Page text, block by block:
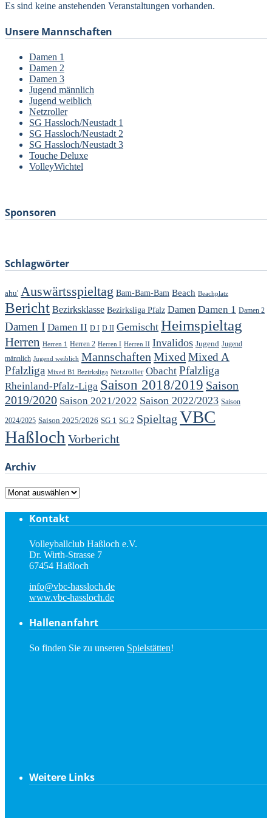
Es sind keine anstehenden Veranstaltungen vorhanden.
Unsere Mannschaften
Damen 1
Damen 2
Damen 3
Jugend männlich
Jugend weiblich
Netzroller
SG Hassloch/Neustadt 1
SG Hassloch/Neustadt 2
SG Hassloch/Neustadt 3
Touche Deluxe
VolleyWichtel
Sponsoren
Schlagwörter
ahu' Auswärtsspieltag Bam-Bam-Bam Beach Beachplatz
Bericht Bezirksklasse Bezirksliga Pfalz Damen Damen 1 Damen 2
Damen I Damen II D I D II Gemischt Heimspieltag
Herren Herren 1 Herren 2 Herren I Herren II Invalidos Jugend Jugend
männlich Jugend weiblich Mannschaften Mixed Mixed A
Pfalzliga Mixed B1 Bezirksliga Netzroller Obacht Pfalzliga
Rheinland-Pfalz-Liga Saison 2018/2019 Saison
2019/2020 Saison 2021/2022 Saison 2022/2023 Saison
2024/2025 Saison 2025/2026 SG 1 SG 2 Spieltag VBC
Haßloch Vorbericht
Archiv
Archiv
Kontakt
Volleyballclub Haßloch e.V.
Dr. Wirth-Strasse 7
67454 Haßloch
info@vbc-hassloch.de
www.vbc-hassloch.de
Hallenanfahrt
So finden Sie zu unseren Spielstätten!
Weitere Links